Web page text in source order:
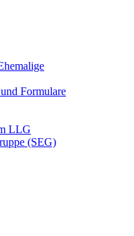
Formulare
LLG
(SEG)